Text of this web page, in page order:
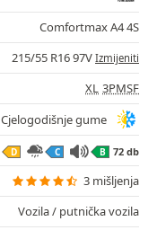
Comfortmax A4 4S
215/55 R16 97V Izmijeniti
XL 3PMSF
Cjelogodišnje gume
D C B 72 db
3 mišljenja
Vozila / putnička vozila